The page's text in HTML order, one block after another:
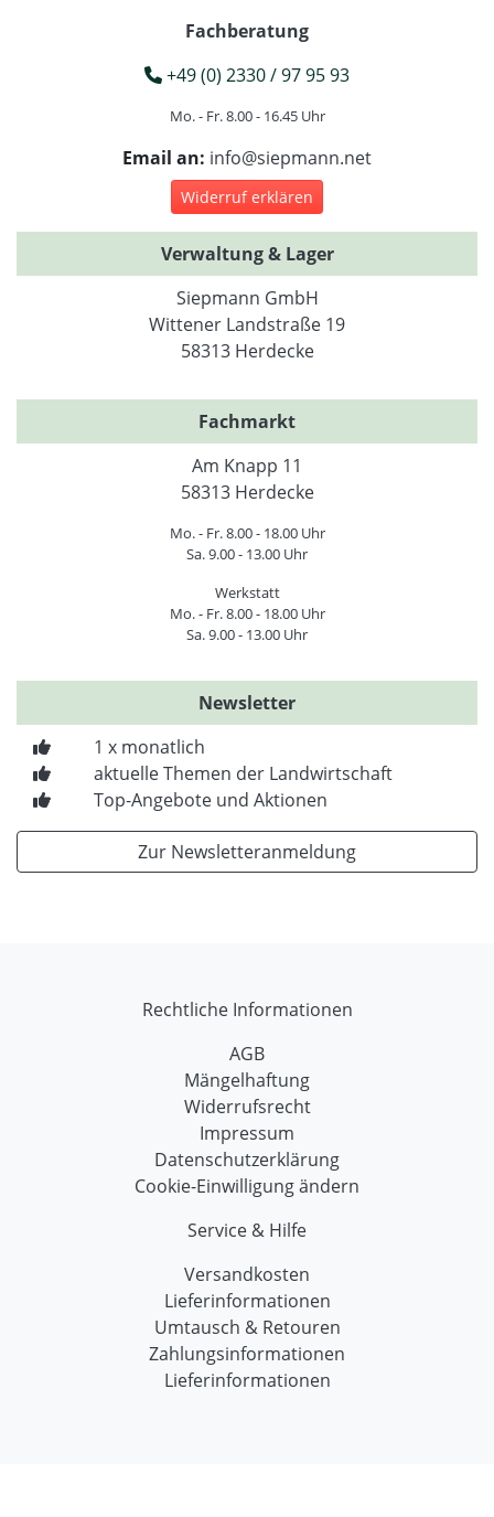
Fachberatung
+49 (0) 2330 / 97 95 93
Mo. - Fr. 8.00 - 16.45 Uhr
Email an: info@siepmann.net
Widerruf erklären
Verwaltung & Lager
Siepmann GmbH
Wittener Landstraße 19
58313 Herdecke
Fachmarkt
Am Knapp 11
58313 Herdecke
Mo. - Fr. 8.00 - 18.00 Uhr
Sa. 9.00 - 13.00 Uhr
Werkstatt
Mo. - Fr. 8.00 - 18.00 Uhr
Sa. 9.00 - 13.00 Uhr
Newsletter
1 x monatlich
aktuelle Themen der Landwirtschaft
Top-Angebote und Aktionen
Zur Newsletteranmeldung
Rechtliche Informationen
AGB
Mängelhaftung
Widerrufsrecht
Impressum
Datenschutzerklärung
Cookie-Einwilligung ändern
Service & Hilfe
Versandkosten
Lieferinformationen
Umtausch & Retouren
Zahlungsinformationen
Lieferinformationen